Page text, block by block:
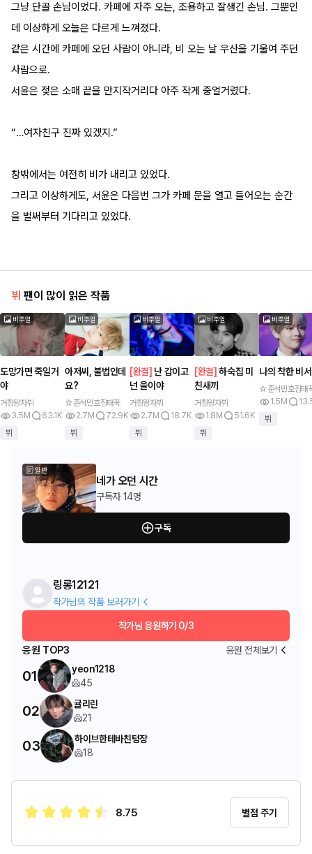
그냥 단골 손님이었다. 카페에 자주 오는, 조용하고 잘생긴 손님. 그뿐인
데 이상하게 오늘은 다르게 느껴졌다.
같은 시간에 카페에 오던 사람이 아니라, 비 오는 날 우산을 기울여 주던
사람으로.
서윤은 젖은 소매 끝을 만지작거리다 아주 작게 중얼거렸다.
“…여자친구 진짜 있겠지.”
창밖에서는 여전히 비가 내리고 있었다.
그리고 이상하게도, 서윤은 다음번 그가 카페 문을 열고 들어오는 순간
을 벌써부터 기다리고 있었다.
뷔 팬이 많이 읽은 작품
비주얼
도망가면 죽일거
야
거창왕자뷔
3.5M
63.1K
뷔
비주얼
아저씨, 불법인데
요?
☆준석민호짐태꾹
2.7M
72.9K
뷔
비주얼
[완결] 난 갑이고
넌 을이야
거창왕자뷔
2.7M
18.7K
뷔
비주얼
[완결]하숙집 미
친새끼
거창왕자뷔
1.8M
51.6K
뷔
비주얼
나의 착한 비
☆준석민호짐태
1.5M
뷔
일반
네가 오던 시간
구독자 14명
구독
링롱12121
작가님의 작품 보러가기
작가님 응원하기 0/3
응원 TOP3 응원 전체보기
01
yeon1218
45
02
귤리린
21
03
하이브한테바친텅장
18
8.75 별점 주기